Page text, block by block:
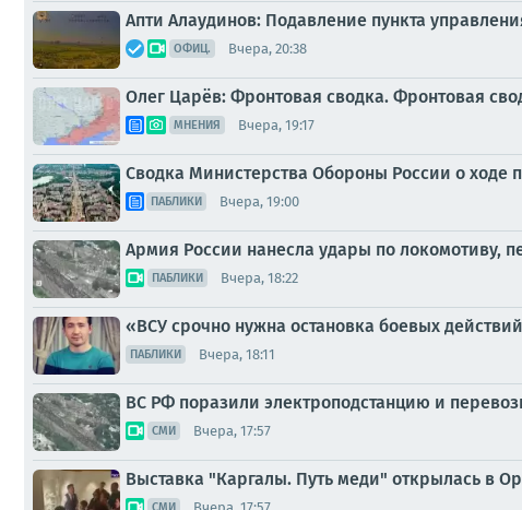
Апти Алаудинов: Подавление пункта
ОФИЦ. Вчера, 20:38
Олег Царёв: Фронтовая сводка. Фронтовая
МНЕНИЯ Вчера, 19:17
Сводка Министерства Обороны России о ходе
ПАБЛИКИ Вчера, 19:00
Армия России нанесла удары по локомотиву,
ПАБЛИКИ Вчера, 18:22
«ВСУ срочно нужна остановка боевых
ПАБЛИКИ Вчера, 18:11
ВС РФ поразили электроподстанцию и
СМИ Вчера, 17:57
Выставка "Каргалы. Путь меди" открылась в
Вчера, 17:57